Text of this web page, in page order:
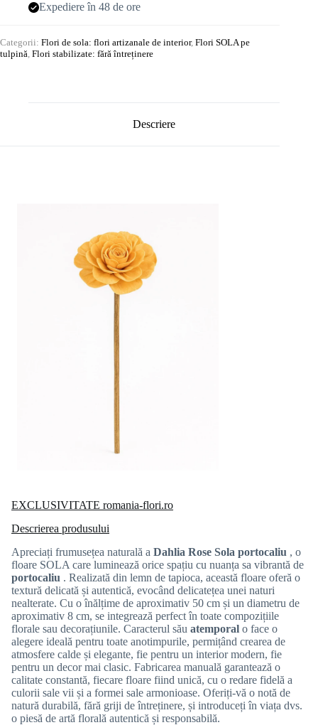
Expediere în 48 de ore
Categorii: Flori de sola: flori artizanale de interior, Flori SOLA pe
tulpină, Flori stabilizate: fără întreținere
Descriere
EXCLUSIVITATE romania-flori.ro
Descrierea produsului
Apreciați frumusețea naturală a Dahlia Rose Sola portocaliu , o
floare SOLA care luminează orice spațiu cu nuanța sa vibrantă de
portocaliu . Realizată din lemn de tapioca, această floare oferă o
textură delicată și autentică, evocând delicatețea unei naturi
nealterate. Cu o înălțime de aproximativ 50 cm și un diametru de
aproximativ 8 cm, se integrează perfect în toate compozițiile
florale sau decorațiunile. Caracterul său atemporal o face o
alegere ideală pentru toate anotimpurile, permițând crearea de
atmosfere calde și elegante, fie pentru un interior modern, fie
pentru un decor mai clasic. Fabricarea manuală garantează o
calitate constantă, fiecare floare fiind unică, cu o redare fidelă a
culorii sale vii și a formei sale armonioase. Oferiți-vă o notă de
natură durabilă, fără griji de întreținere, și introduceți în viața dvs.
o piesă de artă florală autentică și responsabilă.